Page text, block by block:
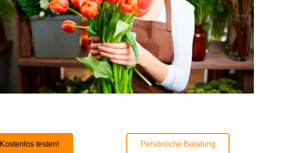
Kostenlos testen! Persönliche Beratung